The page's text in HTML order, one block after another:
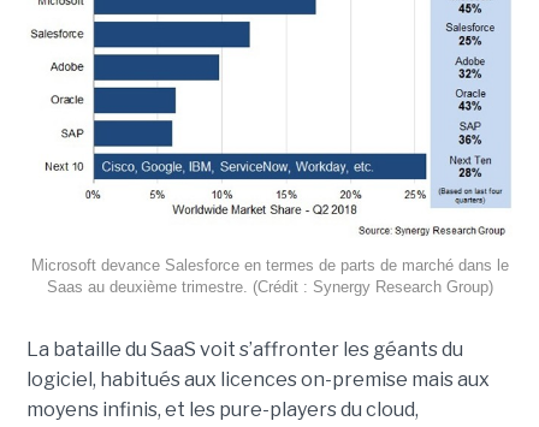
Microsoft devance Salesforce en termes de parts de marché dans le
Saas au deuxième trimestre. (Crédit : Synergy Research Group)
La bataille du SaaS voit s’affronter les géants du
logiciel, habitués aux licences on-premise mais aux
moyens infinis, et les pure-players du cloud,